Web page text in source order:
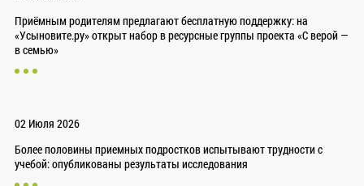
Приёмным родителям предлагают бесплатную поддержку: на
«Усыновите.ру» открыт набор в ресурсные группы проекта «С верой —
в семью»
02 Июля 2026
Более половины приемных подростков испытывают трудности с
учебой: опубликованы результаты исследования